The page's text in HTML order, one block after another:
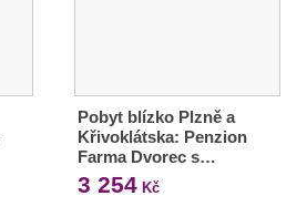
Pobyt blízko Plzně a
Křivoklátska: Penzion
Farma Dvorec s…
3 254Kč